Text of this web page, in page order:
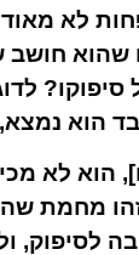
לא
חושב
הוא
לא
מחמת
לסיפוק,